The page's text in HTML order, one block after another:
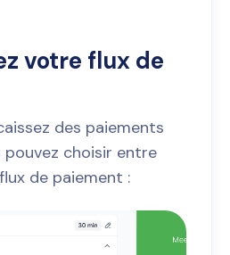
votre flux de
des paiements
pouvez choisir entre
de paiement :